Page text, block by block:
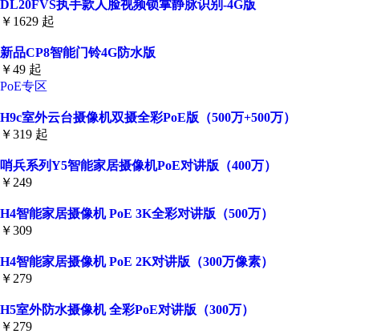
DL20FVS执手款人脸视频锁掌静脉识别-4G版
￥1629 起
新品CP8智能门铃4G防水版
￥49 起
PoE专区
H9c室外云台摄像机双摄全彩PoE版（500万+500万）
￥319 起
哨兵系列Y5智能家居摄像机PoE对讲版（400万）
￥249
H4智能家居摄像机 PoE 3K全彩对讲版（500万）
￥309
H4智能家居摄像机 PoE 2K对讲版（300万像素）
￥279
H5室外防水摄像机 全彩PoE对讲版（300万）
￥279